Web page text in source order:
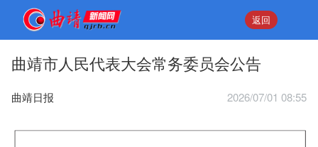
返回
曲靖市人民代表大会常务委员会公告
曲靖日报 2026/07/01 08:55